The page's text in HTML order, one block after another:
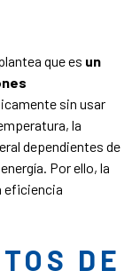
que es un
sin usar
la
dependientes de
Por ello, la
eficiencia
DE